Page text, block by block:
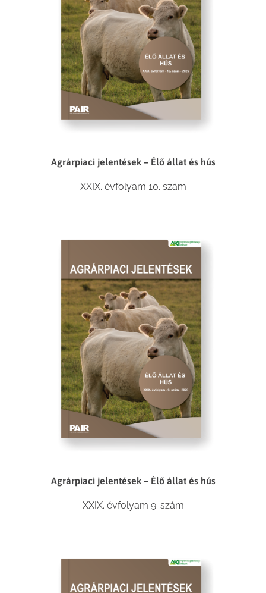
Agrárpiaci jelentések – Élő állat és hús
XXIX. évfolyam 10. szám
Agrárpiaci jelentések – Élő állat és hús
XXIX. évfolyam 9. szám